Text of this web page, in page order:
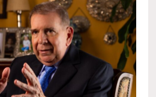
el
que
vamos
a
el
28
de
julio”